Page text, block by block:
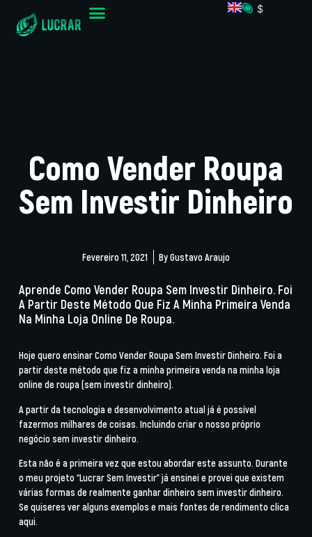
$
Como Vender Roupa
Sem Investir Dinheiro
Fevereiro 11, 2021 ByGustavo Araujo
Aprende Como Vender Roupa Sem Investir Dinheiro. Foi
A Partir Deste Método Que Fiz A Minha Primeira Venda
Na Minha Loja Online De Roupa.
Hoje quero ensinar Como Vender Roupa Sem Investir Dinheiro. Foi a
partir deste método que fiz a minha primeira venda na minha loja
online de roupa (sem investir dinheiro).
A partir da tecnologia e desenvolvimento atual já é possível
fazermos milhares de coisas. Incluindo criar o nosso próprio
negócio sem investir dinheiro.
Esta não é a primeira vez que estou abordar este assunto. Durante
o meu projeto “Lucrar Sem Investir” já ensinei e provei que existem
várias formas de realmente ganhar dinheiro sem investir dinheiro.
Se quiseres ver alguns exemplos e mais fontes de rendimento clica
aqui.